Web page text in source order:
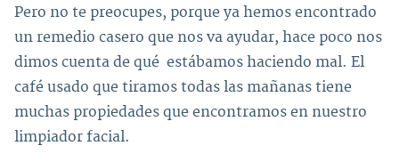
Pero no te preocupes, porque ya hemos encontrado
un remedio casero que nos va ayudar, hace poco nos
dimos cuenta de qué estábamos haciendo mal. El
café usado que tiramos todas las mañanas tiene
muchas propiedades que encontramos en nuestro
limpiador facial.